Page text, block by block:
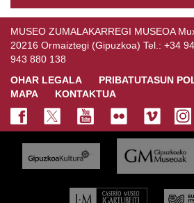
MUSEO ZUMALAKARREGI MUSEOA
20216 Ormaiztegi (Gipuzkoa) Tel.: +34
943 880 138
OHAR LEGALA
PRIBATUTASUN
MAPA
KONTAKTUA